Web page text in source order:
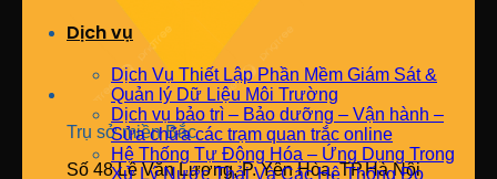
Trụ sở miền Bắc
Số 48 Lê Văn Lương, P. Yên Hòa, TP.Hà Nội
Dịch vụ
Dịch Vụ Thiết Lập Phần Mềm Giám Sát &
Quản lý Dữ Liệu Môi Trường
Dịch vụ bảo trì – Bảo dưỡng – Vận hành –
Sửa chữa các trạm quan trắc online
Hệ Thống Tự Động Hóa – Ứng Dụng Trong
Xử Lý Nước Thải Và Các Hệ Thống Đo